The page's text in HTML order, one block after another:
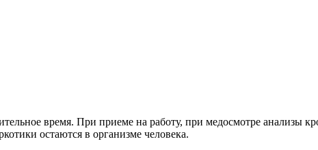
время. При приеме на работу, при медосмотре анализы
остаются в организме человека.